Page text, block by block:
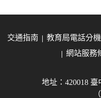
交通指南 教育局電話分
網站服務
地址：420018